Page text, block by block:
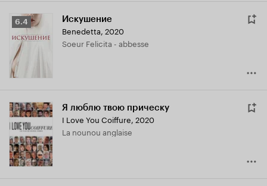
Рейтинг
Кинопоиска
6.4
6.4 Искушение
Benedetta, 2020
Soeur Felicita - abbesse
Я люблю твою прическу
I Love You Coiffure, 2020
La nounou anglaise